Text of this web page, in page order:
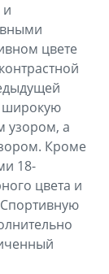
и
цвете
широкую
узором, а
Кроме
18-
цвета и